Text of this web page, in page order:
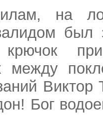
на
был
Бог